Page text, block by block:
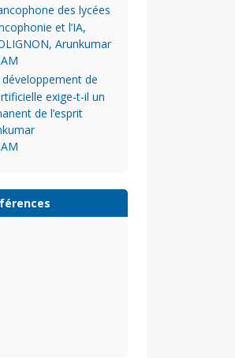
des lycées
et l’IA,
Arunkumar
développement de
exige-t-il un
de l’esprit